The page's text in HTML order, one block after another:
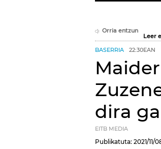
Orria entzun
Leer
BASERRIA 22:30EAN
dira
EITB MEDIA
Publikatuta: 2021/11/